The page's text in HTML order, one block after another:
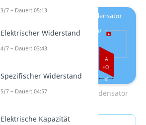
Isolierte Leiter & Plattenkondensator
3/7 – Dauer: 05:13
Elektrischer Widerstand
4/7 – Dauer: 03:43
Spezifischer Widerstand
5/7 – Dauer: 04:57
Elektrische Kapazität